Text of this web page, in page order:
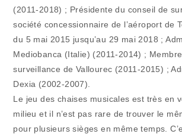
(2011-2018) ; Présidente du conseil de
société concessionnaire de l’aéroport de
du 5 mai 2015 jusqu’au 29 mai 2018 ;
Mediobanca (Italie) (2011-2014) ;
surveillance de Vallourec (2011-2015) ;
Dexia (2002-2007).
Le jeu des chaises musicales est très en
milieu et il n’est pas rare de trouver le
pour plusieurs sièges en même temps.